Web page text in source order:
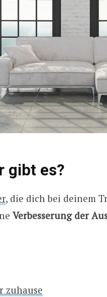
gibt es?
, die dich bei deinem
Verbesserung der
zuhause